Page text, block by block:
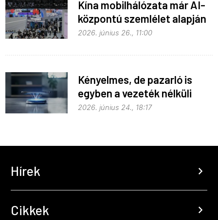
Kína mobilhálózata már AI-
központú szemlélet alapján
fejlődik
2026. június 26., 11:00
Kényelmes, de pazarló is
egyben a vezeték nélküli
töltés
2026. június 24., 18:17
Hírek chevron_right
Cikkek chevron_right